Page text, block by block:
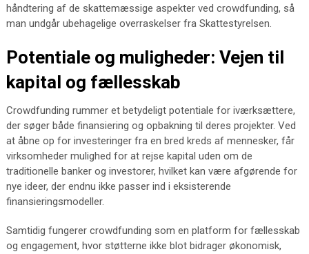
håndtering af de skattemæssige aspekter ved crowdfunding, så
man undgår ubehagelige overraskelser fra Skattestyrelsen.
Potentiale og muligheder: Vejen til
kapital og fællesskab
Crowdfunding rummer et betydeligt potentiale for iværksættere,
der søger både finansiering og opbakning til deres projekter. Ved
at åbne op for investeringer fra en bred kreds af mennesker, får
virksomheder mulighed for at rejse kapital uden om de
traditionelle banker og investorer, hvilket kan være afgørende for
nye ideer, der endnu ikke passer ind i eksisterende
finansieringsmodeller.
Samtidig fungerer crowdfunding som en platform for fællesskab
og engagement, hvor støtterne ikke blot bidrager økonomisk,